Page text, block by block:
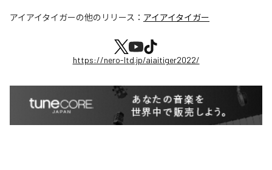
アイアイタイガーの他のリリース： アイアイタイガー
https://nero-ltd.jp/aiaitiger2022/